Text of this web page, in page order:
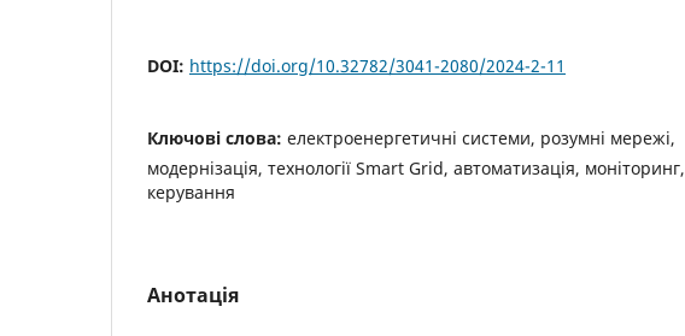
DOI: https://doi.org/10.32782/3041-2080/2024-2-11
Ключові слова: електроенергетичні системи, розумні мережі,
модернізація, технології Smart Grid, автоматизація, моніторинг,
керування
Анотація